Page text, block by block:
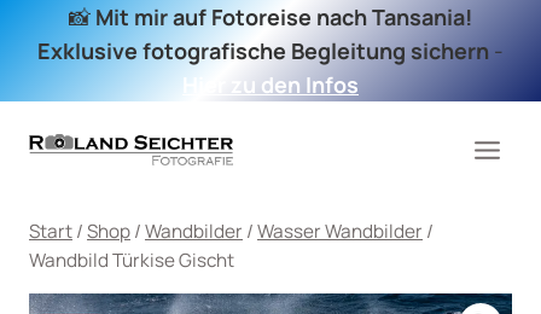
Inhalt
📸 Mit mir auf Fotoreise nach Tansania!
Exklusive fotografische Begleitung sichern -
Hier zu den Infos
Start/Shop/Wandbilder /Wasser Wandbilder /
Wandbild Türkise Gischt